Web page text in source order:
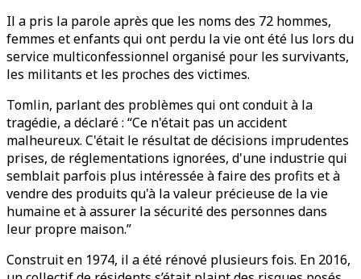
Il a pris la parole après que les noms des 72 hommes,
femmes et enfants qui ont perdu la vie ont été lus lors du
service multiconfessionnel organisé pour les survivants,
les militants et les proches des victimes.
Tomlin, parlant des problèmes qui ont conduit à la
tragédie, a déclaré : “Ce n'était pas un accident
malheureux. C'était le résultat de décisions imprudentes
prises, de réglementations ignorées, d'une industrie qui
semblait parfois plus intéressée à faire des profits et à
vendre des produits qu'à la valeur précieuse de la vie
humaine et à assurer la sécurité des personnes dans
leur propre maison.”
Construit en 1974, il a été rénové plusieurs fois. En 2016,